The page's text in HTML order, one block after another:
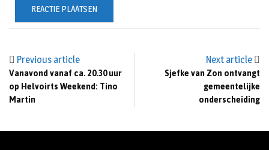
Previous article
Vanavond vanaf ca. 20.30 uur
op Helvoirts Weekend: Tino
Martin
Next article
Sjefke van Zon ontvangt
gemeentelijke
onderscheiding